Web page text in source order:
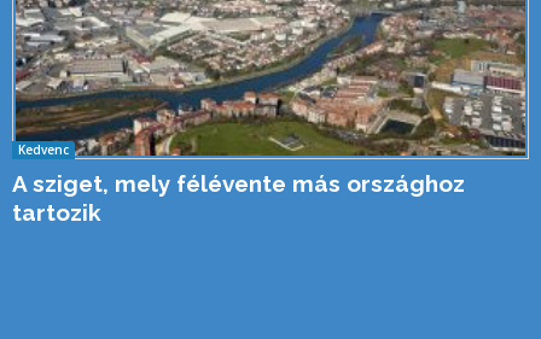
Kedvenc
A sziget, mely félévente más országhoz
tartozik